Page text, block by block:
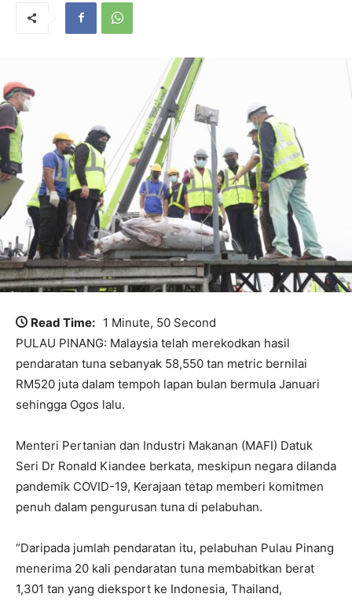
Read Time: 1 Minute, 50 Second
PULAU PINANG: Malaysia telah merekodkan hasil
pendaratan tuna sebanyak 58,550 tan metric bernilai
RM520 juta dalam tempoh lapan bulan bermula Januari
sehingga Ogos lalu.
Menteri Pertanian dan Industri Makanan (MAFI) Datuk
Seri Dr Ronald Kiandee berkata, meskipun negara dilanda
pandemik COVID-19, Kerajaan tetap memberi komitmen
penuh dalam pengurusan tuna di pelabuhan.
“Daripada jumlah pendaratan itu, pelabuhan Pulau Pinang
menerima 20 kali pendaratan tuna membabitkan berat
1,301 tan yang dieksport ke Indonesia, Thailand,